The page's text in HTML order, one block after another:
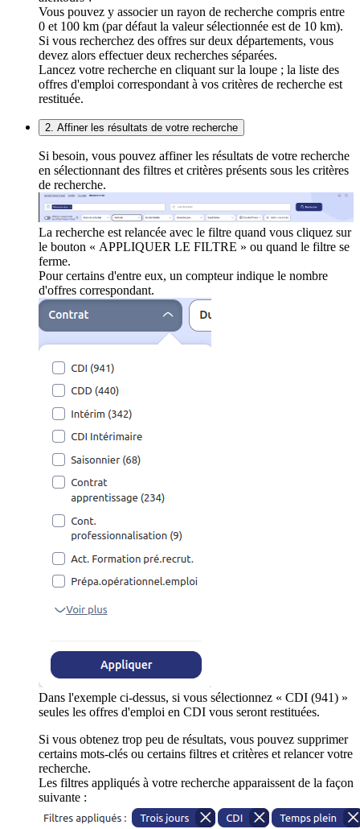
Vous pouvez y associer un rayon de recherche compris entre
0 et 100 km (par défaut la valeur sélectionnée est de 10 km).
Si vous recherchez des offres sur deux départements, vous
devez alors effectuer deux recherches séparées.
Lancez votre recherche en cliquant sur la loupe ; la liste des
offres d'emploi correspondant à vos critères de recherche est
restituée.
2. Affiner les résultats de votre recherche
Si besoin, vous pouvez affiner les résultats de votre recherche
en sélectionnant des filtres et critères présents sous les critères
de recherche.
La recherche est relancée avec le filtre quand vous cliquez sur
le bouton « APPLIQUER LE FILTRE » ou quand le filtre se
ferme.
Pour certains d'entre eux, un compteur indique le nombre
d'offres correspondant.
Dans l'exemple ci-dessus, si vous sélectionnez « CDI (941) »
seules les offres d'emploi en CDI vous seront restituées.
Si vous obtenez trop peu de résultats, vous pouvez supprimer
certains mots-clés ou certains filtres et critères et relancer votre
recherche.
Les filtres appliqués à votre recherche apparaissent de la façon
suivante :